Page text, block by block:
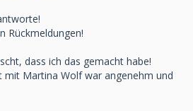
Rückmeldungen!
dass ich das gemacht habe!
mit Martina Wolf war angenehm und